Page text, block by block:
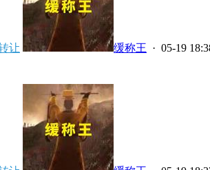
让 缓称王 · 05-19